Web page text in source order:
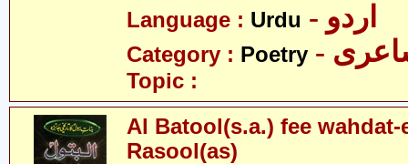
Language : Urdu - اردو
Category : Poetry
Topic :
Al Batool(s.a.) fee wahdat-
Rasool(as)